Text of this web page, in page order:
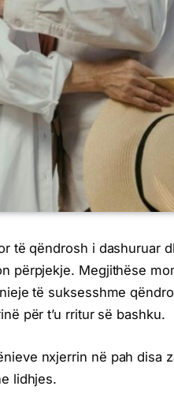
të qëndrosh i dashuruar
përpjekje. Megjithëse
të suksesshme
për t’u rritur së bashku.
nxjerrin në pah disa
lidhjes.